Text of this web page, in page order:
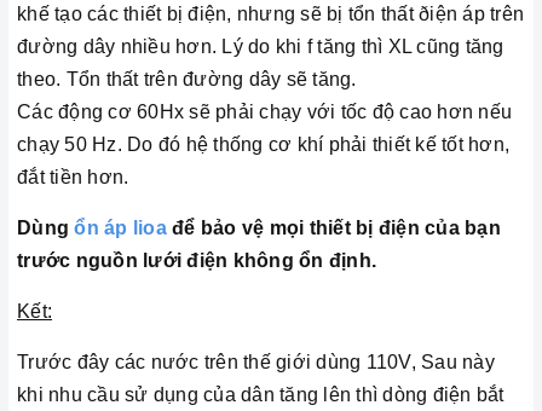
khế tạo các thiết bị điện, nhưng sẽ bị tổn thất ðiện áp trên
đường dây nhiều hơn. Lý do khi f tăng thì XL cũng tăng
theo. Tổn thất trên đường dây sẽ tăng.
Các động cơ 60Hx sẽ phải chạy với tốc độ cao hơn nếu
chạy 50 Hz. Do đó hệ thống cơ khí phải thiết kế tốt hơn,
đắt tiền hơn.
Dùngổn áp lioađể bảo vệ mọi thiết bị điện của bạn
trước nguồn lưới điện không ổn định.
Kết:
Trước đây các nước trên thế giới dùng 110V, Sau này
khi nhu cầu sử dụng của dân tăng lên thì dòng điện bắt